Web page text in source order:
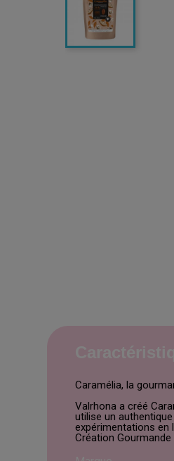
Caramélia, la
Valrhona a créé
utilise un
expérimentations en
Création